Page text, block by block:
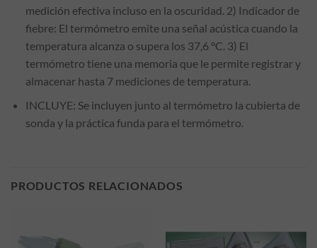
medición efectiva incluso en la oscuridad. 2) Indicador de
fiebre: El termómetro emite una señal acústica cuando la
temperatura alcanza o supera los 37,6 °C. 3) El
termómetro tiene una memoria que le permite registrar y
almacenar hasta 7 mediciones de temperatura.
INCLUYE: Se incluyen junto al termómetro la cubierta de
sonda y la práctica funda para el termómetro.
PRODUCTOS RELACIONADOS